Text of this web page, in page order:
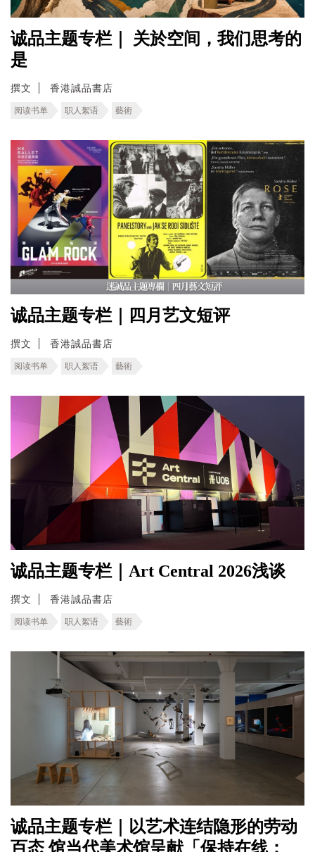
诚品主题专栏｜ 关於空间，我们思考的
是
撰文 香港誠品書店
阅读书单 职人絮语 藝術
诚品主题专栏｜四月艺文短评
撰文 香港誠品書店
阅读书单 职人絮语 藝術
诚品主题专栏｜Art Central 2026浅谈
撰文 香港誠品書店
阅读书单 职人絮语 藝術
诚品主题专栏｜以艺术连结隐形的劳动
百态 馆当代美术馆呈献「保持在线：